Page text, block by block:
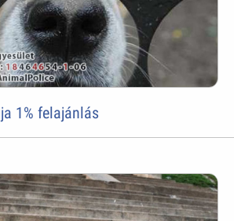
1% felajánlás